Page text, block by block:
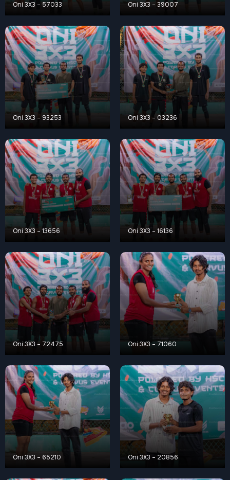
Oni 3X3 – 57033 Oni 3X3 – 39007
Oni 3X3 – 93253 Oni 3X3 – 03236
Oni 3X3 – 13656 Oni 3X3 – 16136
Oni 3X3 – 72475 Oni 3X3 – 71060
Oni 3X3 – 65210 Oni 3X3 – 20856